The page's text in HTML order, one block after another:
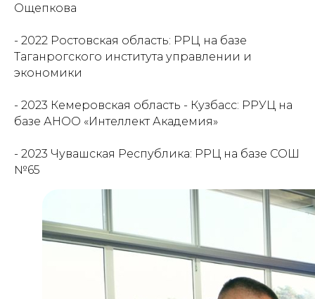
Ощепкова
- 2022 Ростовская область: РРЦ на базе
Таганрогского института управлении и
экономики
- 2023 Кемеровская область - Кузбасс: РРУЦ на
базе АНОО «Интеллект Академия»
- 2023 Чувашская Республика: РРЦ на базе СОШ
№65